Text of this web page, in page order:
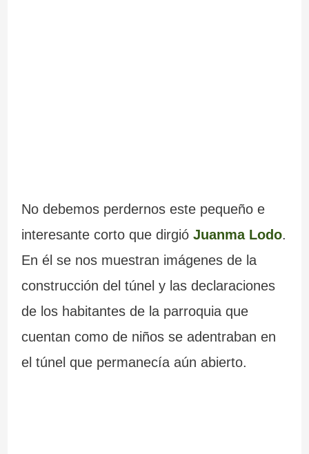
No debemos perdernos este pequeño e
interesante corto que dirgió Juanma Lodo.
En él se nos muestran imágenes de la
construcción del túnel y las declaraciones
de los habitantes de la parroquia que
cuentan como de niños se adentraban en
el túnel que permanecía aún abierto.